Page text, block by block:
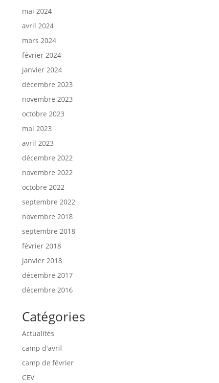
mai 2024
avril 2024
mars 2024
février 2024
janvier 2024
décembre 2023
novembre 2023
octobre 2023
mai 2023
avril 2023
décembre 2022
novembre 2022
octobre 2022
septembre 2022
novembre 2018
septembre 2018
février 2018
janvier 2018
décembre 2017
décembre 2016
Catégories
Actualités
camp d'avril
camp de février
CEV